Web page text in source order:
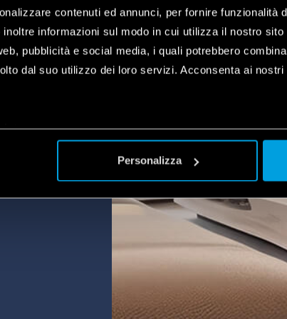
contenuti ed annunci, per fornire funzionalità
informazioni sul modo in cui utilizza il nostro
pubblicità e social media, i quali potrebbero
dal suo utilizzo dei loro servizi. Acconsenta ai
a
Personalizza
sau
o
prin